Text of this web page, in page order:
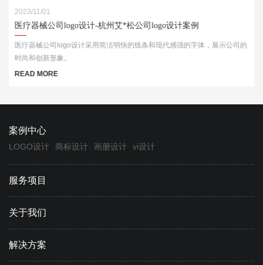
2023/11/01
医疗器械公司logo设计-杭州艾*松公司logo设计案例
医疗器械公司logo设计采用简洁明快的线条和现代感强的字体，展示公司的
时尚和创新形象。
READ MORE
案例中心
LOGO设计 商标设计 画册设计 vi设计
服务项目
关于我们
解决方案